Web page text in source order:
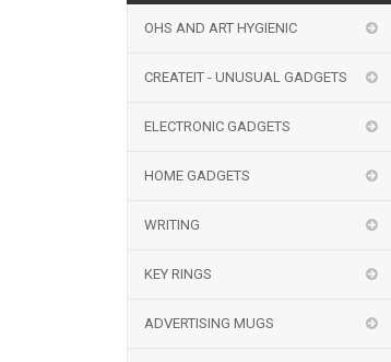
OHS AND ART HYGIENIC
CREATEIT - UNUSUAL GADGETS
ELECTRONIC GADGETS
HOME GADGETS
WRITING
KEY RINGS
ADVERTISING MUGS